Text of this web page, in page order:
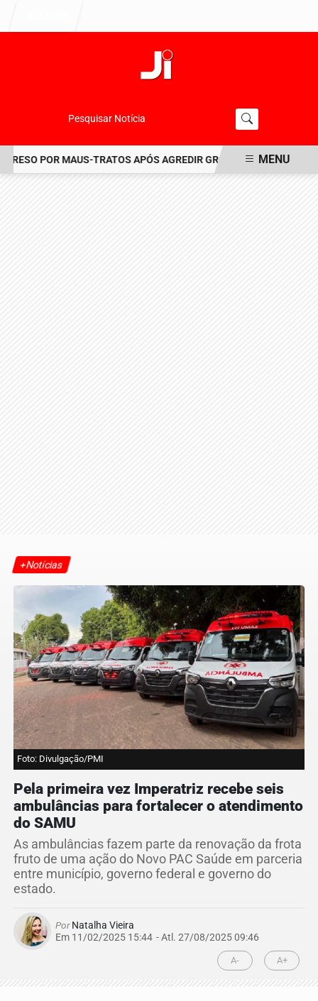
Pesquisar Notícia
POR MAUS-TRATOS APÓS AGREDIR GRAVEMENTEMENU
+Notícias
Foto: Divulgação/PMI
Pela primeira vez Imperatriz recebe seis
ambulâncias para fortalecer o atendimento
do SAMU
As ambulâncias fazem parte da renovação da frota
fruto de uma ação do Novo PAC Saúde em parceria
entre município, governo federal e governo do
estado.
PorNatalha Vieira
Em 11/02/2025 15:44 - Atl. 27/08/2025 09:46
A- A+